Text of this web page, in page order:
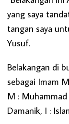
yang saya
tangan saya
Yusuf.
Belakangan di
sebagai Imam
M :
Damanik, I :